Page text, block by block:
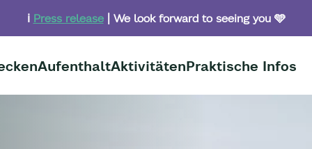
ℹ️ Press release| We look forward to seeing you 🩵
AufenthaltAktivitätenPraktische Infos